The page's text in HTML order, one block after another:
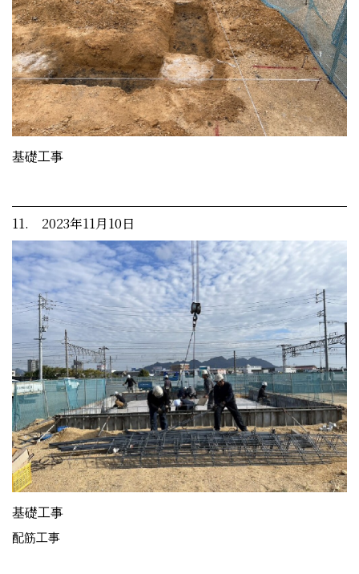
基礎工事
11. 2023年11月10日
基礎工事
配筋工事